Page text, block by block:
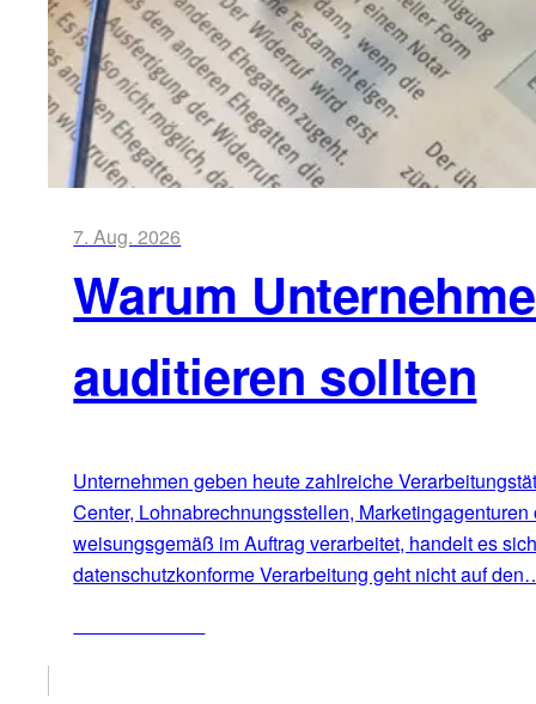
7. Aug. 2026
Warum
auditieren sollten
Unternehmen geben heute zahlreiche
Center, Lohnabrechnungsstellen,
weisungsgemäß im Auftrag verarbeitet, handelt es
datenschutzkonforme Verarbeitung geht nicht auf